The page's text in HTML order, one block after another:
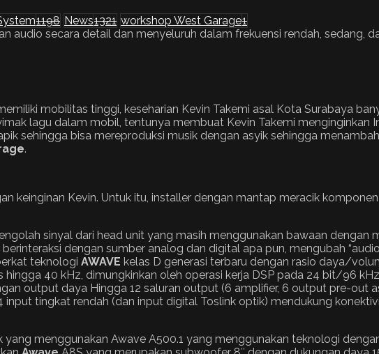
1198 News1321 workshop West Garage1
audio secara detail dan menyeluruh dalam frekuensi rendah, sedang,
mobilitas tinggi, keseharian Kevin Takemi asal Kota Surabaya
lagu dalam mobil, tentunya membuat Kevin Takemi menginginkan
sehingga bisa mereproduksi musik dengan asyik sehingga
.
keinginan Kevin. Untuk itu, installer dengan mantap meracik
sinyal dari head unit yang masih menggunakan bawaan dengan
dengan sumber analog dan digital apa pun, mengubah
teknologi AWAVE kelas D generasi terbaru dengan rasio daya/
40 kHz, dimungkinkan oleh operasi kerja DSP pada 24 bit/96
output daya Hingga 12 saluran output (6 amplifier, 6 output pre-out
tingkat rendah (dan input digital Toslink optik) mendukung
menggunakan Awave A500.1 yang menggunakan teknologi